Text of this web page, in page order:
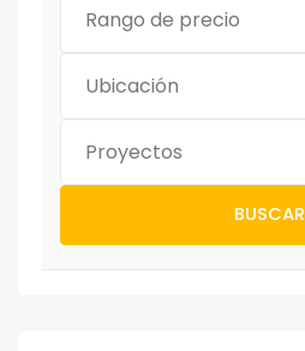
Rango de precio
Ubicación
Proyectos
BUSCAR